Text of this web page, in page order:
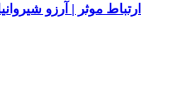
ارتباط موثر | آرزو